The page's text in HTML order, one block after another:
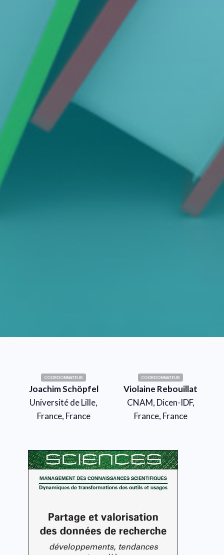
COORDONNATEUR
Joachim Schöpfel
Université de Lille,
France, France
COORDONNATEUR
Violaine Rebouillat
CNAM, Dicen-IDF,
France, France